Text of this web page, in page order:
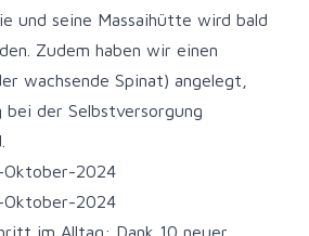
und seine Massaihütte wird bald
Zudem haben wir einen
wachsende Spinat) angelegt,
der Selbstversorgung
im Alltag: Dank 10 neuer